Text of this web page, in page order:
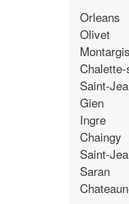
Orleans
Olivet
Montargis
Saint-
Gien
Ingre
Chaingy
Saint-
Saran